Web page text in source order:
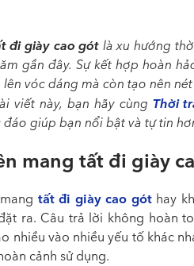
đi giày cao gót là xu hướng
gần đây. Sự kết hợp hoàn
vóc dáng mà còn tạo nên
viết này, bạn hãy cùng Thời
giúp bạn nổi bật và tự tin
mang tất đi giày
tất đi giày cao gót hay
ra. Câu trả lời không hoàn
nhiều vào nhiều yếu tố khác
cảnh sử dụng.